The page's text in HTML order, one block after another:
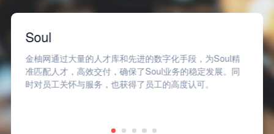
Soul
金柚网通过大量的人才库和先进的数字化手段，为Soul精
准匹配人才，高效交付，确保了Soul业务的稳定发展。同
时对员工关怀与服务，也获得了员工的高度认可。